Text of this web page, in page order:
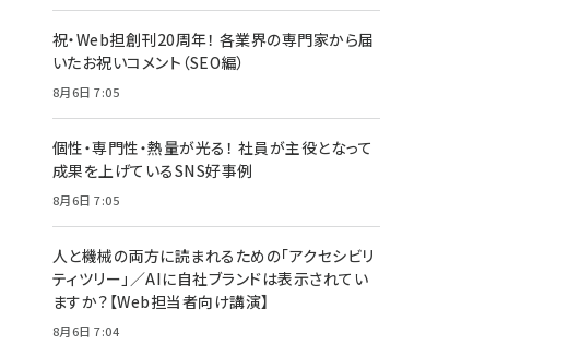
祝・Web担創刊20周年！ 各業界の専門家から届
いたお祝いコメント（SEO編）
8月6日 7:05
個性・専門性・熱量が光る！ 社員が主役となって
成果を上げているSNS好事例
8月6日 7:05
人と機械の両方に読まれるための「アクセシビリ
ティツリー」／AIに自社ブランドは表示されてい
ますか？【Web担当者向け講演】
8月6日 7:04